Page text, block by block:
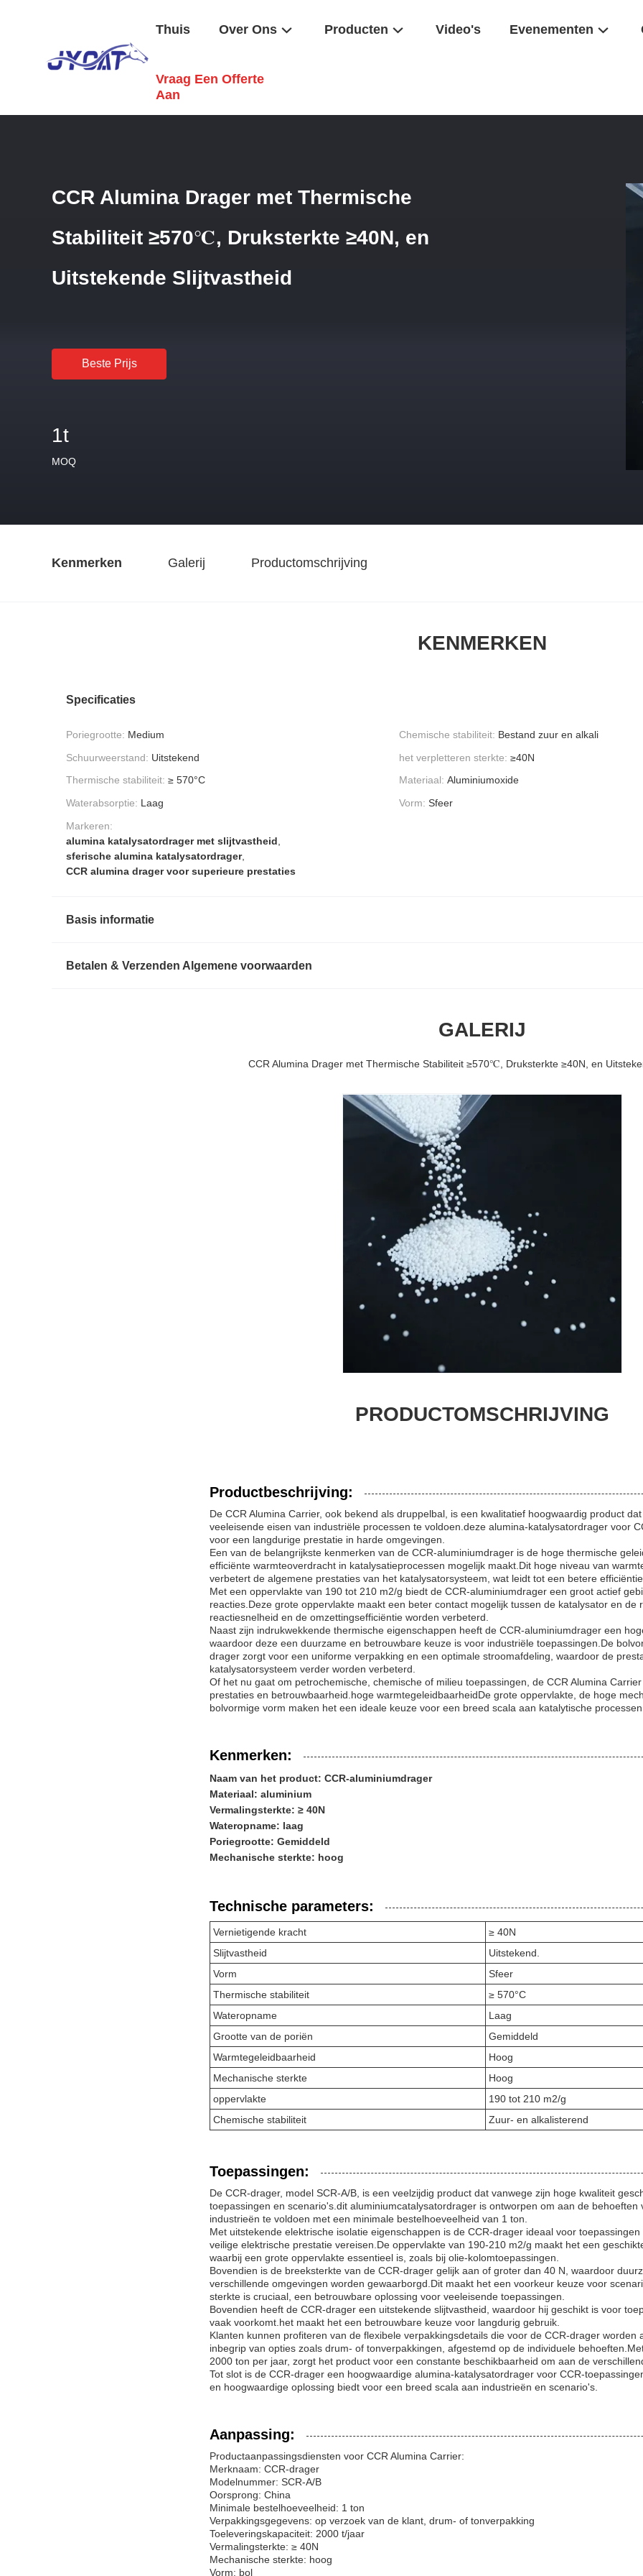
Thuis Over Ons Producten Video's Evenementen
Vraag Een Offerte
Aan
CCR-Aluminiumdrager / CCR Alumina Drager Met Thermische Stabiliteit ≥570℃, Druksterkte ≥40N, En
CCR Alumina Drager met Thermische
Stabiliteit ≥570℃, Druksterkte ≥40N, en
Uitstekende Slijtvastheid
Beste Prijs
1t
MOQ
Kenmerken Galerij Productomschrijving
KENMERKEN
Specificaties
Poriegrootte: Medium Chemische stabiliteit: Bestand zuur en alkali
Schuurweerstand: Uitstekend het verpletteren sterkte: ≥40N
Thermische stabiliteit: ≥ 570°C Materiaal: Aluminiumoxide
Waterabsorptie: Laag Vorm: Sfeer
Markeren:
alumina katalysatordrager met slijtvastheid
sferische alumina katalysatordrager,
CCR alumina drager voor superieure prestaties
Basis informatie
Betalen & Verzenden Algemene voorwaarden
GALERIJ
CCR Alumina Drager met Thermische Stabiliteit ≥570℃, Druksterkte ≥40N, en
PRODUCTOMSCHRIJVING
Productbeschrijving:
De CCR Alumina Carrier, ook bekend als druppelbal, is een kwalitatief hoogwaardig product
veeleisende eisen van industriële processen te voldoen.deze alumina-katalysatordrager voor
voor een langdurige prestatie in harde omgevingen.
Een van de belangrijkste kenmerken van de CCR-aluminiumdrager is de hoge thermische
efficiënte warmteoverdracht in katalysatieprocessen mogelijk maakt.Dit hoge niveau van
verbetert de algemene prestaties van het katalysatorsysteem, wat leidt tot een betere
Met een oppervlakte van 190 tot 210 m2/g biedt de CCR-aluminiumdrager een groot actief
reacties.Deze grote oppervlakte maakt een beter contact mogelijk tussen de katalysator en de
reactiesnelheid en de omzettingsefficiëntie worden verbeterd.
Naast zijn indrukwekkende thermische eigenschappen heeft de CCR-aluminiumdrager een
waardoor deze een duurzame en betrouwbare keuze is voor industriële toepassingen.De
drager zorgt voor een uniforme verpakking en een optimale stroomafdeling, waardoor de
katalysatorsysteem verder worden verbeterd.
Of het nu gaat om petrochemische, chemische of milieu toepassingen, de CCR Alumina
prestaties en betrouwbaarheid.hoge warmtegeleidbaarheidDe grote oppervlakte, de hoge
bolvormige vorm maken het een ideale keuze voor een breed scala aan katalytische processen.
Kenmerken:
Naam van het product: CCR-aluminiumdrager
Materiaal: aluminium
Vermalingsterkte: ≥ 40N
Wateropname: laag
Poriegrootte: Gemiddeld
Mechanische sterkte: hoog
Technische parameters:
Vernietigende kracht
≥ 40N
Slijtvastheid
Uitstekend.
Vorm
Sfeer
Thermische stabiliteit
≥ 570°C
Wateropname
Laag
Grootte van de poriën
Gemiddeld
Warmtegeleidbaarheid
Hoog
Mechanische sterkte
Hoog
oppervlakte
190 tot 210 m2/g
Chemische stabiliteit
Zuur- en alkalisterend
Toepassingen:
De CCR-drager, model SCR-A/B, is een veelzijdig product dat vanwege zijn hoge kwaliteit
toepassingen en scenario's.dit aluminiumcatalysatordrager is ontworpen om aan de behoeften
industrieën te voldoen met een minimale bestelhoeveelheid van 1 ton.
Met uitstekende elektrische isolatie eigenschappen is de CCR-drager ideaal voor
veilige elektrische prestatie vereisen.De oppervlakte van 190-210 m2/g maakt het een
waarbij een grote oppervlakte essentieel is, zoals bij olie-kolomtoepassingen.
Bovendien is de breeksterkte van de CCR-drager gelijk aan of groter dan 40 N, waardoor
verschillende omgevingen worden gewaarborgd.Dit maakt het een voorkeur keuze voor
sterkte is cruciaal, een betrouwbare oplossing voor veeleisende toepassingen.
Bovendien heeft de CCR-drager een uitstekende slijtvastheid, waardoor hij geschikt is voor
vaak voorkomt.het maakt het een betrouwbare keuze voor langdurig gebruik.
Klanten kunnen profiteren van de flexibele verpakkingsdetails die voor de CCR-drager worden
inbegrip van opties zoals drum- of tonverpakkingen, afgestemd op de individuele
2000 ton per jaar, zorgt het product voor een constante beschikbaarheid om aan de
Tot slot is de CCR-drager een hoogwaardige alumina-katalysatordrager voor CCR-
en hoogwaardige oplossing biedt voor een breed scala aan industrieën en scenario's.
Aanpassing:
Productaanpassingsdiensten voor CCR Alumina Carrier:
Merknaam: CCR-drager
Modelnummer: SCR-A/B
Oorsprong: China
Minimale bestelhoeveelheid: 1 ton
Verpakkingsgegevens: op verzoek van de klant, drum- of tonverpakking
Toeleveringskapaciteit: 2000 t/jaar
Vermalingsterkte: ≥ 40N
Mechanische sterkte: hoog
Vorm: bol